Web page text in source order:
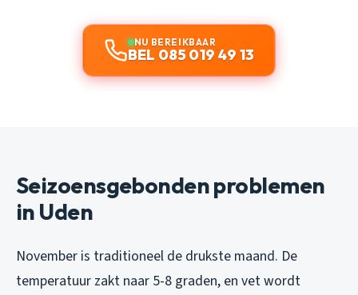
NU BEREIKBAAR
BEL 085 019 49 13
Seizoensgebonden problemen
in Uden
November is traditioneel de drukste maand. De
temperatuur zakt naar 5-8 graden, en vet wordt